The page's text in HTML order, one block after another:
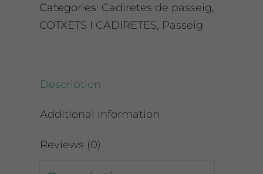
Categories: Cadiretes de passeig,
COTXETS I CADIRETES, Passeig
Description
Additional information
Reviews (0)